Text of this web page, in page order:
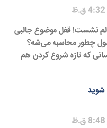
نشست! قفل موضوع جالبی
چطور محاسبه می‌شه؟
که تازه شروع کردن هم
شوید